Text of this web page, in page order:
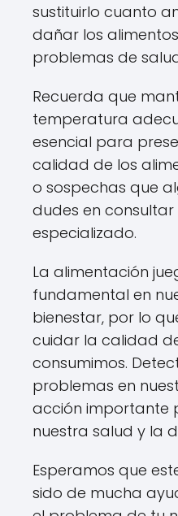
sustituirlo cuanto
dañar los
problemas de
Recuerda que
temperatura
esencial para
calidad de los
o sospechas que
dudes en
especializado.
La alimentación
fundamental en
bienestar, por lo
cuidar la calidad
consumimos.
problemas en
acción importante
nuestra salud y la
Esperamos que
sido de mucha